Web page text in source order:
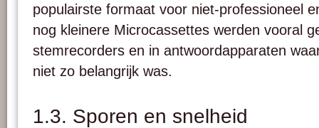
populairste formaat voor niet-professioneel
nog kleinere Microcassettes werden vooral
stemrecorders en in antwoordapparaten
niet zo belangrijk was.
1.3. Sporen en snelheid